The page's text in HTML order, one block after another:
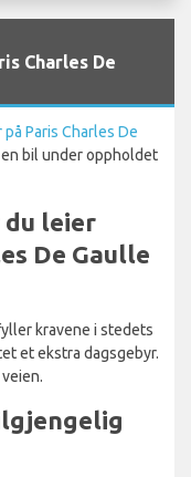
Charles De
Paris Charles De
bil under oppholdet
leier
De Gaulle
kravene i stedets
et ekstra dagsgebyr.